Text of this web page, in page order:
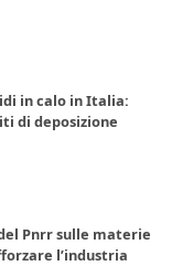
in calo in Italia:
di deposizione
Pnrr sulle materie
l’industria